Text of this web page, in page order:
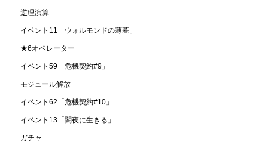
逆理演算
イベント11「ウォルモンドの薄暮」
★6オペレーター
イベント59「危機契約#9」
モジュール解放
イベント62「危機契約#10」
イベント13「闇夜に生きる」
ガチャ